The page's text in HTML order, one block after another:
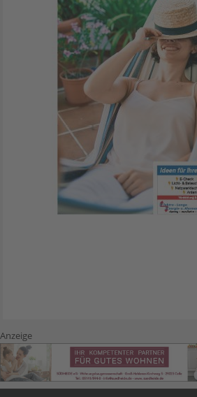
Anzeige